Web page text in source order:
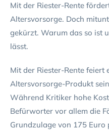
Mit der Riester-Rente
Altersvorsorge. Doch
gekürzt. Warum das so ist
lässt.
Mit der Riester-Rente feiert
Altersvorsorge-Produkt
Während Kritiker hohe
Befürworter vor allem die
Grundzulage von 175 Euro